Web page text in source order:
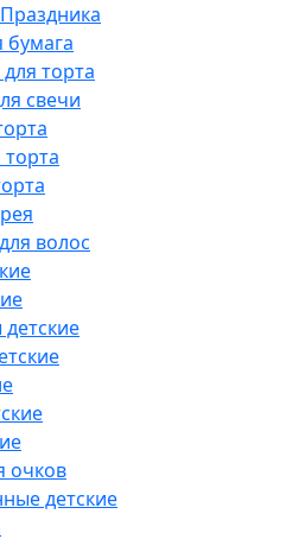
торта
свечи
волос
очков
детские